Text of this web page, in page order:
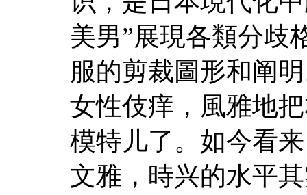
美男”展現各類分歧
服的剪裁圖形和阐
女性伎痒，風雅地
模特儿了。如今看
文雅，時兴的水平